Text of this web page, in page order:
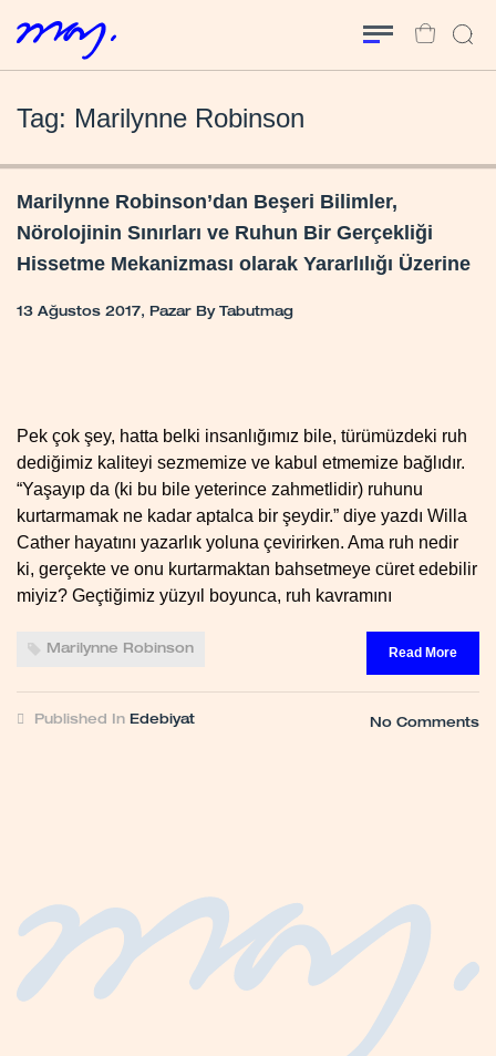
Tag: Marilynne Robinson
Marilynne Robinson’dan Beşeri Bilimler,
Nörolojinin Sınırları ve Ruhun Bir Gerçekliği
Hissetme Mekanizması olarak Yararlılığı Üzerine
13 Ağustos 2017, Pazar By Tabutmag
Pek çok şey, hatta belki insanlığımız bile, türümüzdeki ruh
dediğimiz kaliteyi sezmemize ve kabul etmemize bağlıdır.
“Yaşayıp da (ki bu bile yeterince zahmetlidir) ruhunu
kurtarmamak ne kadar aptalca bir şeydir.” diye yazdı Willa
Cather hayatını yazarlık yoluna çevirirken. Ama ruh nedir
ki, gerçekte ve onu kurtarmaktan bahsetmeye cüret edebilir
miyiz? Geçtiğimiz yüzyıl boyunca, ruh kavramını
Marilynne Robinson Read More
Published In Edebiyat No Comments